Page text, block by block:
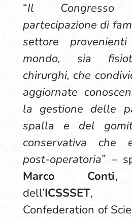
“Il
partecipazione di
settore
mondo, sia
chirurghi, che
aggiornate
la gestione delle
spalla e del
conservativa che
post-operatoria” –
Marco Conti,
dell’ICSSSET,
Confederation of